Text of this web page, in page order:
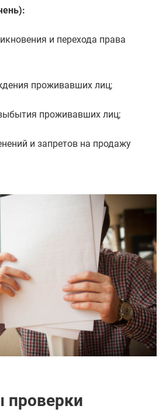
и перехода права
проживавших лиц;
проживавших лиц;
и запретов на продажу
проверки